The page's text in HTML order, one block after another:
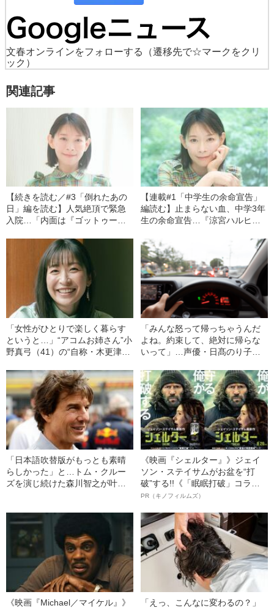
文春オンラインをフォローする
（遷移先で☆マークをクリ
ック）
関連記事
【続きを読む／#3「倒れたあの
日」編を読む】人気絶頂で緊急
入院…「内面は『ゴットゥーザ
語る“あれからの10年”
【連載#1「中学生の余命宣告」
編読む】止まらない血、中学3年
生の余命宣告…『涼宮ハルヒ』
ギアス』声優・後藤邑子と“人気
絶頂で姿を消した背景”
「女性がひとりで楽しく暮らす
というと…」“アコムお姉さん”小
野真弓（41）の“自称・木更津の
「みんな怒って帰っちゃうんだ
よね。約束して、絶対に帰らな
いって」…声優・日髙のり子
ETC音声の収録裏話
「日本語吹替版がもっとも素晴
らしかった」と…トム・クルー
ズを演じ続けた森川智之が叶え
《映画『シェルター』》ジェイ
ソン・ステイサムがお盆を“打
破”する!!《「眠眠打破」コラ
ボ》
PR（キノフィルムズ）
《映画『Michael／マイケル』》
「えっ、こんなに変わるの？」